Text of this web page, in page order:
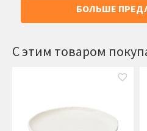
БОЛЬШЕ
С этим товаром